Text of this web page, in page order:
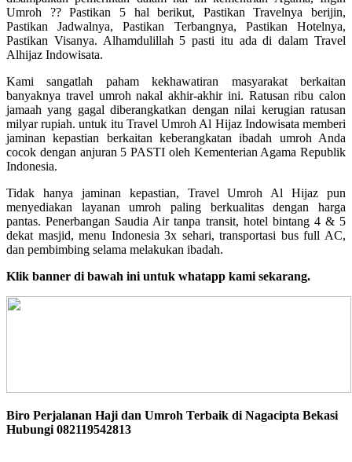
Umroh ?? Pastikan 5 hal berikut, Pastikan Travelnya berijin,
Pastikan Jadwalnya, Pastikan Terbangnya, Pastikan Hotelnya,
Pastikan Visanya. Alhamdulillah 5 pasti itu ada di dalam Travel
Alhijaz Indowisata.
Kami sangatlah paham kekhawatiran masyarakat berkaitan
banyaknya travel umroh nakal akhir-akhir ini. Ratusan ribu calon
jamaah yang gagal diberangkatkan dengan nilai kerugian ratusan
milyar rupiah. untuk itu Travel Umroh Al Hijaz Indowisata memberi
jaminan kepastian berkaitan keberangkatan ibadah umroh Anda
cocok dengan anjuran 5 PASTI oleh Kementerian Agama Republik
Indonesia.
Tidak hanya jaminan kepastian, Travel Umroh Al Hijaz pun
menyediakan layanan umroh paling berkualitas dengan harga
pantas. Penerbangan Saudia Air tanpa transit, hotel bintang 4 & 5
dekat masjid, menu Indonesia 3x sehari, transportasi bus full AC,
dan pembimbing selama melakukan ibadah.
Klik banner di bawah ini untuk whatapp kami sekarang.
Biro Perjalanan Haji dan Umroh Terbaik di Nagacipta Bekasi
Hubungi 082119542813